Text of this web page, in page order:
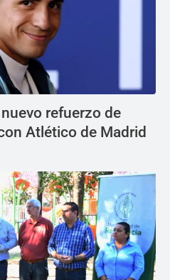
refuerzo de
Atlético de Madrid